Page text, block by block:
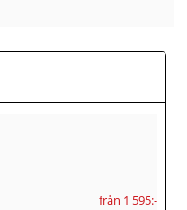
från 1 595:-